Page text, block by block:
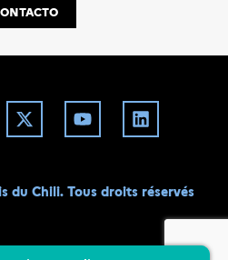
Chili. Tous droits réservés